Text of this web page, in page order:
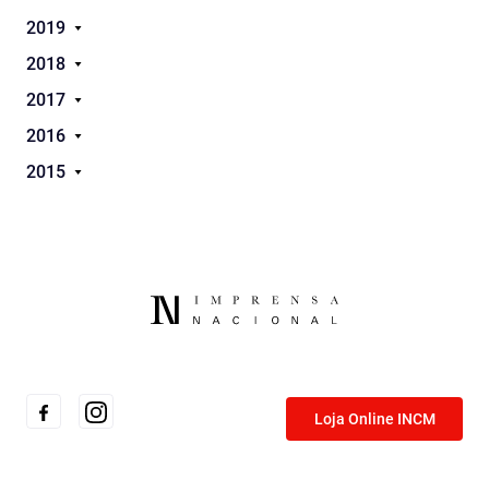
2019
2018
2017
2016
2015
Loja Online INCM